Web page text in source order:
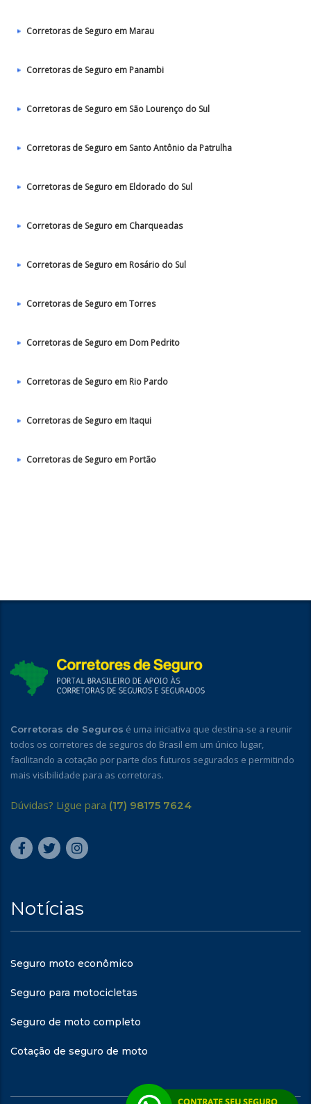
Corretoras de Seguro em Marau
Corretoras de Seguro em Panambi
Corretoras de Seguro em São Lourenço do Sul
Corretoras de Seguro em Santo Antônio da Patrulha
Corretoras de Seguro em Eldorado do Sul
Corretoras de Seguro em Charqueadas
Corretoras de Seguro em Rosário do Sul
Corretoras de Seguro em Torres
Corretoras de Seguro em Dom Pedrito
Corretoras de Seguro em Rio Pardo
Corretoras de Seguro em Itaqui
Corretoras de Seguro em Portão
Corretoras de Seguros é uma iniciativa que destina-se a reunir
todos os corretores de seguros do Brasil em um único lugar,
facilitando a cotação por parte dos futuros segurados e permitindo
mais visibilidade para as corretoras.
Dúvidas? Ligue para (17) 98175 7624
Notícias
Seguro moto econômico
Seguro para motocicletas
Seguro de moto completo
Cotação de seguro de moto